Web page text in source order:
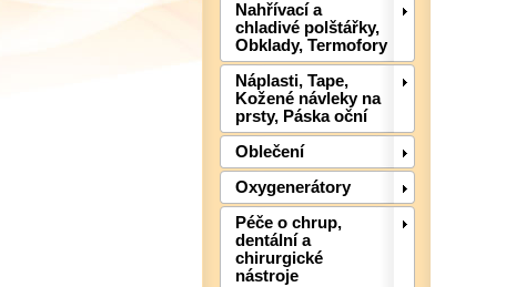
Nahřívací a
chladivé polštářky,
Obklady, Termofory
Náplasti, Tape,
Kožené návleky na
prsty, Páska oční
Oblečení
Oxygenerátory
Péče o chrup,
dentální a
chirurgické
nástroje